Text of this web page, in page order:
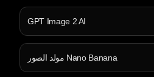
GPT Image 2 AI
مولد الصور Nano Banana